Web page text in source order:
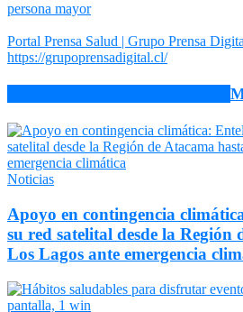
persona mayor
Portal Prensa Salud | Grupo Prensa
https://grupoprensadigital.cl/
Noticias
Apoyo en contingencia
su red satelital desde la Región
Los Lagos ante emergencia